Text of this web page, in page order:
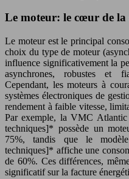
Le moteur: le cœur de la
Le moteur est le principal
choix du type de moteur
influence significativement la
asynchrones, robustes et
Cependant, les moteurs à
systèmes électroniques de
rendement à faible vitesse,
Par exemple, la VMC
techniques]* possède un
75%, tandis que le
techniques]* affiche une
de 60%. Ces différences,
significatif sur la facture